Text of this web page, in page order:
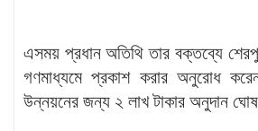
এসময় প্রধান অতিথি তার বক্তব্যে
গণমাধ্যমে প্রকাশ করার অনুরোধ
উন্নয়নের জন্য ২ লাখ টাকার অনুদান